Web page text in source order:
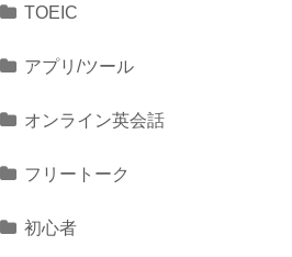
TOEIC
アプリ/ツール
オンライン英会話
フリートーク
初心者